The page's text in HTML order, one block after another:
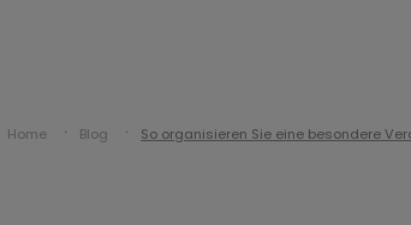
Home Blog So organisieren Sie eine besondere